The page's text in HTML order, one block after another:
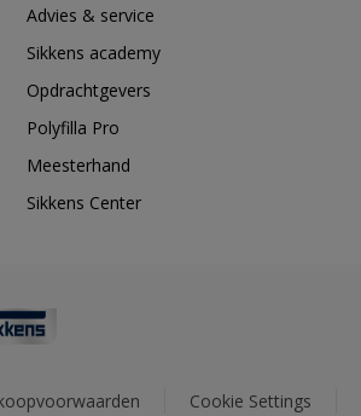
Advies & service
Sikkens academy
Opdrachtgevers
Polyfilla Pro
Meesterhand
Sikkens Center
Cookie Settings